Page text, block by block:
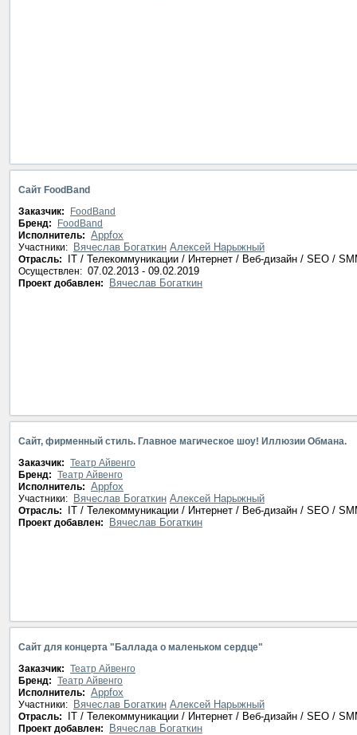
Сайт FoodBand
Заказчик:
FoodBand
Бренд:
FoodBand
Исполнитель: Appfox
Участники: Вячеслав Богаткин Алексей Нарыжный
Отрасль: IT / Телекоммуникации / Интернет / Веб-дизайн / SEO /
Осуществлен: 07.02.2013 - 09.02.2019
Проект добавлен: Вячеслав Богаткин
Сайт, фирменный стиль. Главное магическое шоу! Иллюзии Обмана.
Заказчик: Театр Айвенго
Бренд: Театр Айвенго
Исполнитель: Appfox
Участники: Вячеслав Богаткин Алексей Нарыжный
Отрасль: IT / Телекоммуникации / Интернет / Веб-дизайн / SEO /
Проект добавлен: Вячеслав Богаткин
Сайт для концерта "Баллада о маленьком сердце"
Заказчик: Театр Айвенго
Бренд: Театр Айвенго
Исполнитель: Appfox
Участники: Вячеслав Богаткин Алексей Нарыжный
Отрасль: IT / Телекоммуникации / Интернет / Веб-дизайн / SEO /
Проект добавлен: Вячеслав Богаткин